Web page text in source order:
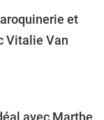
et
Vitalie Van
avec Marthe